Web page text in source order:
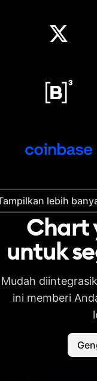
lebih
Chart
untuk
Mudah
ini memberi